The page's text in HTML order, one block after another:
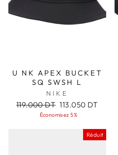
U NK APEX BUCKET
SQ SWSH L
NIKE
Prix
régulier
119.000 DT Prix
réduit
113.050 DT
Économisez 5%
Réduit